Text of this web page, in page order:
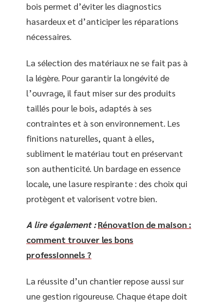
bois permet d’éviter les diagnostics
hasardeux et d’anticiper les réparations
nécessaires.
La sélection des matériaux ne se fait pas à
la légère. Pour garantir la longévité de
l’ouvrage, il faut miser sur des produits
taillés pour le bois, adaptés à ses
contraintes et à son environnement. Les
finitions naturelles, quant à elles,
subliment le matériau tout en préservant
son authenticité. Un bardage en essence
locale, une lasure respirante : des choix qui
protègent et valorisent votre bien.
A lire également : Rénovation de maison :
comment trouver les bons
professionnels ?
La réussite d’un chantier repose aussi sur
une gestion rigoureuse. Chaque étape doit